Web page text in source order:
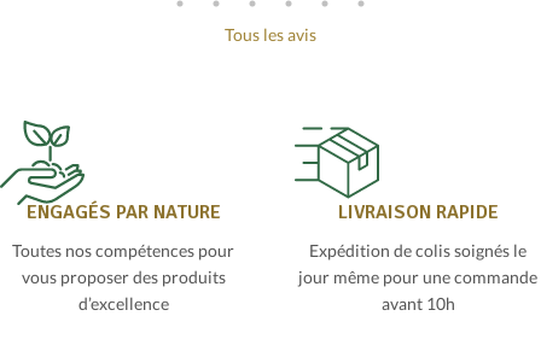
Tous les avis
ENGAGÉS PAR NATURE
Toutes nos compétences pour
vous proposer des produits
d’excellence
LIVRAISON RAPIDE
Expédition de colis soignés le
jour même pour une commande
avant 10h